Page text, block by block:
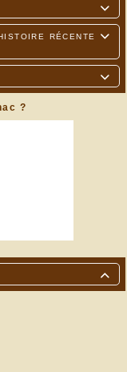


récente

?
